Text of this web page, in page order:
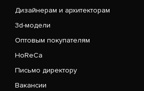
Дизайнерам и архитекторам
3d-модели
Оптовым покупателям
HoReCa
Письмо директору
Вакансии